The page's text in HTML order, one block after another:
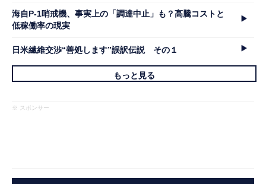
海自P-1哨戒機、事実上の「調達中止」も？高騰コストと
低稼働率の現実
日米繊維交渉“善処します”誤訳伝説 その１
もっと見る
※ スポンサー